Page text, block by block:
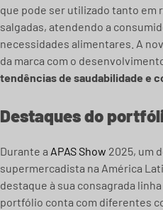
que pode ser utilizado tanto em
salgadas, atendendo a
necessidades alimentares. A
da marca com o
tendências de saudabilidade e
Destaques do
Durante a APAS Show 2025, um
supermercadista na América
destaque à sua consagrada
portfólio conta com diferentes